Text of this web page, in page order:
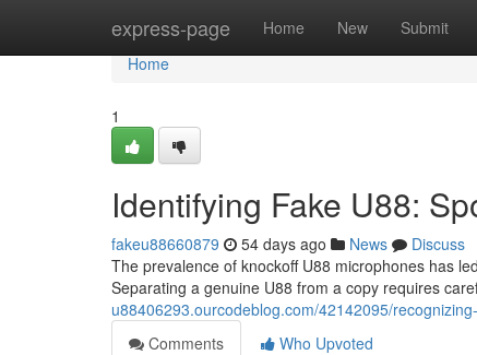
express-page Home New Submit
Home
Home
1
Identifying Fake U88:
fakeu88660879 54 days ago News
Discuss
The prevalence of knockoff U88 microphones has
Separating a genuine U88 from a copy requires
u88406293.ourcodeblog.com/42142095/
Comments
Who Upvoted